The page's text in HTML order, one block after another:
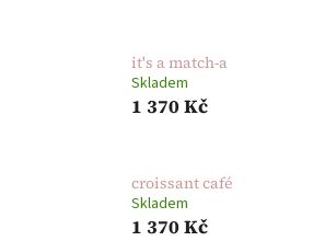
it's a match-a
Skladem
1 370 Kč
croissant café
Skladem
1 370 Kč